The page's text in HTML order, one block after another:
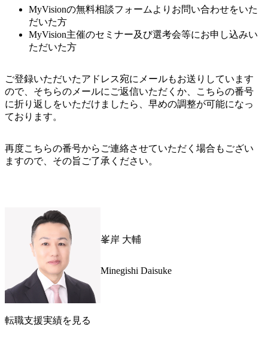
MyVisionの無料相談フォームよりお問い合わせをいた
だいた方
MyVision主催のセミナー及び選考会等にお申し込みい
ただいた方
ご登録いただいたアドレス宛にメールもお送りしています
ので、そちらのメールにご返信いただくか、こちらの番号
に折り返しをいただけましたら、早めの調整が可能になっ
ております。
再度こちらの番号からご連絡させていただく場合もござい
ますので、その旨ご了承ください。
峯岸 大輔
Minegishi Daisuke
転職支援実績を見る